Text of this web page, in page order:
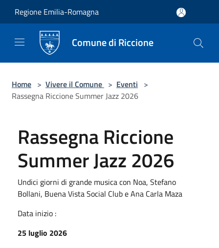
Regione Emilia-Romagna
Comune di Riccione
Home > Vivere il Comune > Eventi >
Rassegna Riccione Summer Jazz 2026
Rassegna Riccione
Summer Jazz 2026
Undici giorni di grande musica con Noa, Stefano
Bollani, Buena Vista Social Club e Ana Carla Maza
Data inizio :
25 luglio 2026